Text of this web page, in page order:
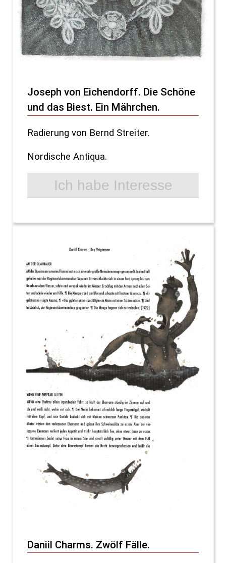
Joseph von Eichendorff. Die Schöne
und das Biest. Ein Mährchen.
Radierung von Bernd Streiter.
Nordische Antiqua.
Daniil Charms. Zwölf Fälle.